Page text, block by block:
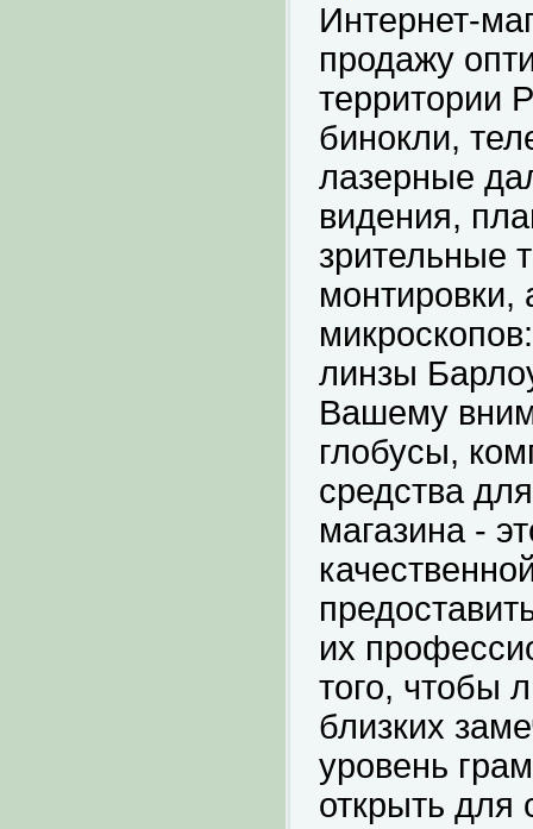
Интернет-
продажу
территории
бинокли,
лазерные
видения,
зрительные
монтировки,
линзы
Вашему
глобусы,
средства
магазина -
их
того, чтобы
близких
уровень
открыть для